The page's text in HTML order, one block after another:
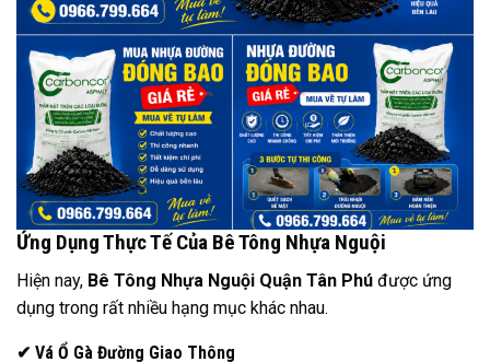
Ứng Dụng Thực Tế Của Bê Tông Nhựa Nguội
Hiện nay, Bê Tông Nhựa Nguội Quận Tân Phú được ứng
dụng trong rất nhiều hạng mục khác nhau.
✔ Vá Ổ Gà Đường Giao Thông